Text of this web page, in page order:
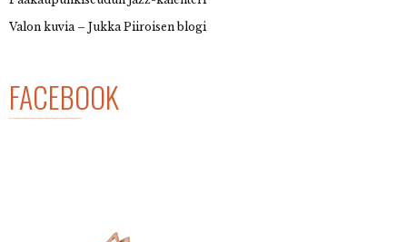
Valon kuvia – Jukka Piiroisen blogi
FACEBOOK